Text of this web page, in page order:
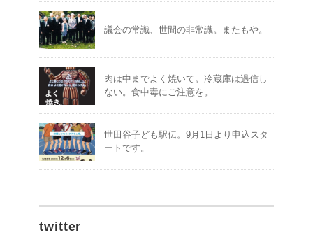
議会の常識、世間の非常識。またもや。
肉は中までよく焼いて。冷蔵庫は過信し
ない。食中毒にご注意を。
世田谷子ども駅伝。9月1日より申込スタ
ートです。
twitter